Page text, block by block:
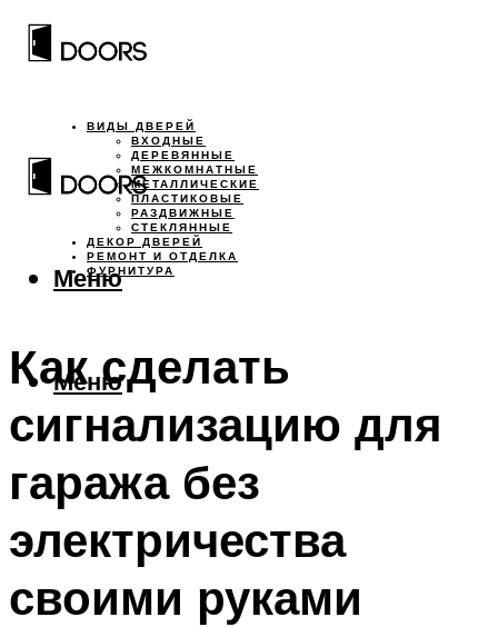
ВИДЫ ДВЕРЕЙ
ВХОДНЫЕ
ДЕРЕВЯННЫЕ
МЕЖКОМНАТНЫЕ
МЕТАЛЛИЧЕСКИЕ
ПЛАСТИКОВЫЕ
РАЗДВИЖНЫЕ
СТЕКЛЯННЫЕ
ДЕКОР ДВЕРЕЙ
РЕМОНТ И ОТДЕЛКА
ФУРНИТУРА
Меню
Меню
Как сделать
сигнализацию для
гаража без
электричества
своими руками